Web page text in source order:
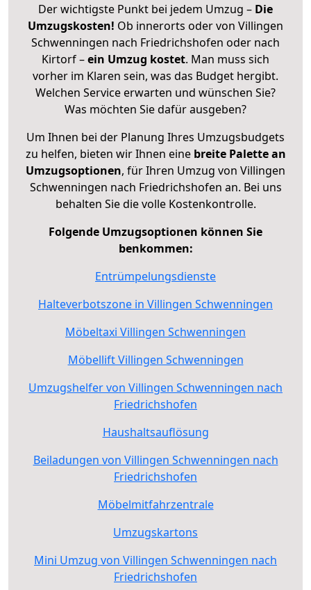
Der wichtigste Punkt bei jedem Umzug – Die
Umzugskosten! Ob innerorts oder von Villingen
Schwenningen nach Friedrichshofen oder nach
Kirtorf –ein Umzug kostet. Man muss sich
vorher im Klaren sein, was das Budget hergibt.
Welchen Service erwarten und wünschen Sie?
Was möchten Sie dafür ausgeben?
Um Ihnen bei der Planung Ihres Umzugsbudgets
zu helfen, bieten wir Ihnen eine breite Palette an
Umzugsoptionen, für Ihren Umzug von Villingen
Schwenningen nach Friedrichshofen an. Bei uns
behalten Sie die volle Kostenkontrolle.
Folgende Umzugsoptionen können Sie
benkommen:
Entrümpelungsdienste
Halteverbotszone in Villingen Schwenningen
Möbeltaxi Villingen Schwenningen
Möbellift Villingen Schwenningen
Umzugshelfer von Villingen Schwenningen nach
Friedrichshofen
Haushaltsauflösung
Beiladungen von Villingen Schwenningen nach
Friedrichshofen
Möbelmitfahrzentrale
Umzugskartons
Mini Umzug von Villingen Schwenningen nach
Friedrichshofen